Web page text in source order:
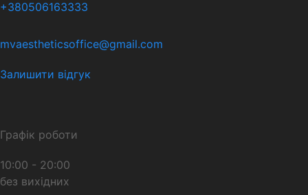
+380506163333
mvaestheticsoffice@gmail.com
Залишити відгук
Графік роботи
10:00 - 20:00
без вихідних